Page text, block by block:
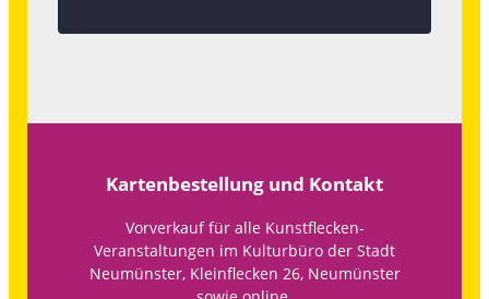
Kartenbestellung und Kontakt
Vorverkauf für alle Kunstflecken-
Veranstaltungen im Kulturbüro der Stadt
Neumünster, Kleinflecken 26, Neumünster